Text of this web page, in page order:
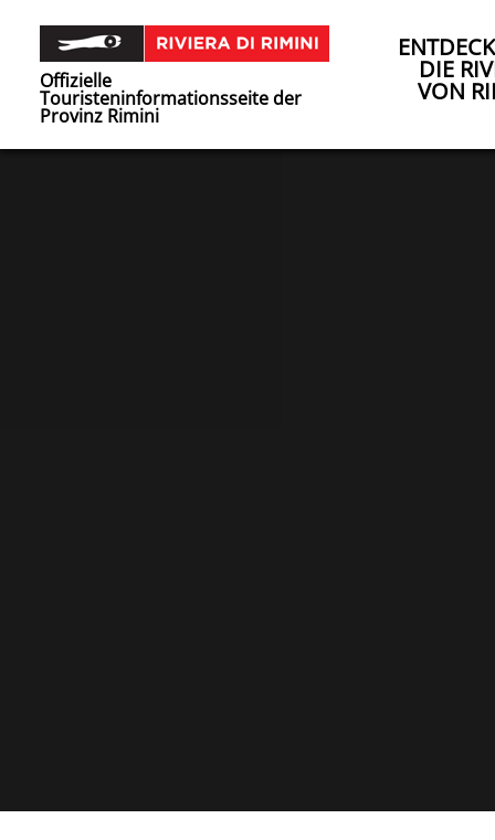
Offizielle
Touristeninformationsseite der
Provinz Rimini
DIE
VON